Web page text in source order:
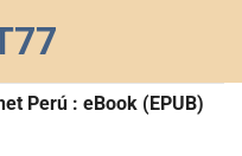
Perú : eBook (EPUB)